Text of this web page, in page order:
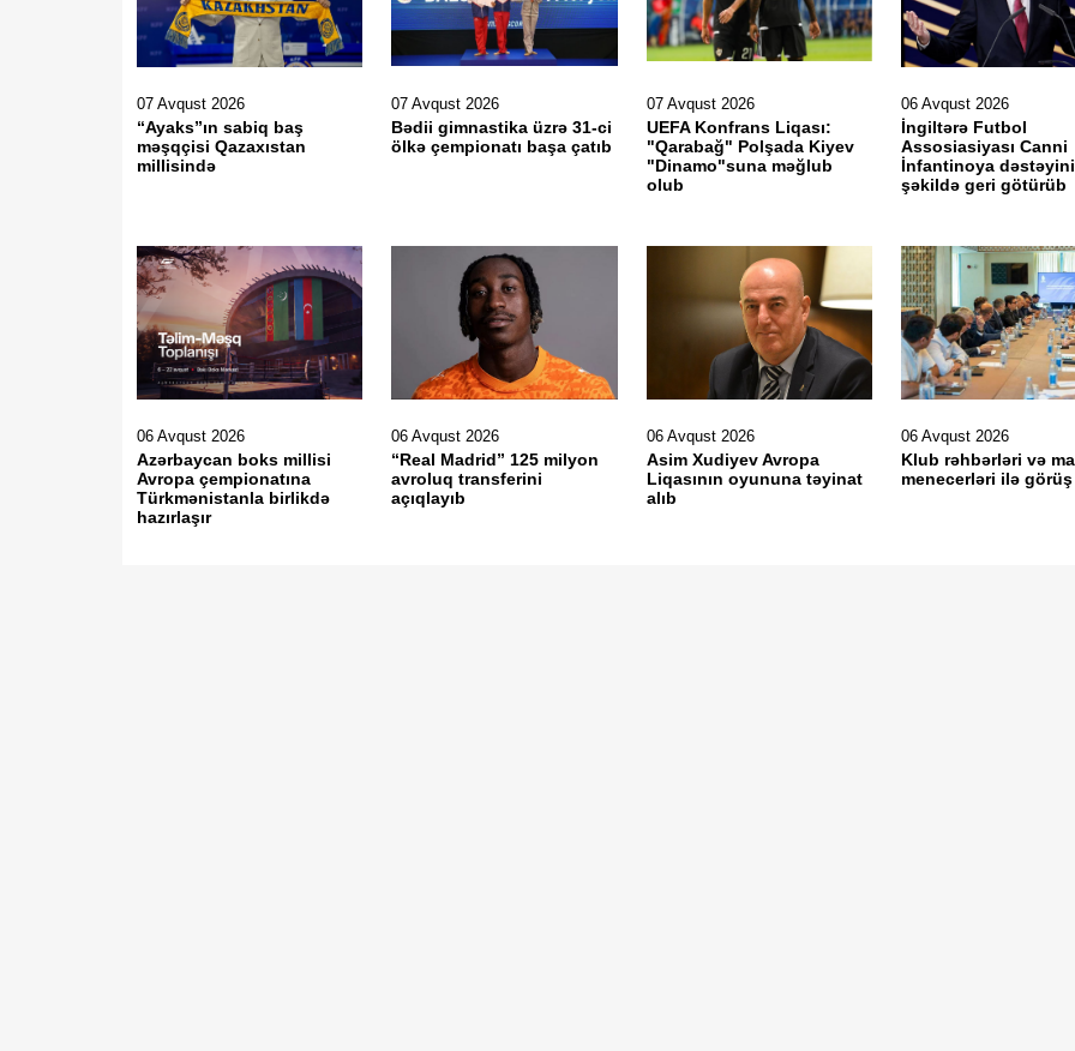
07 Avqust 2026
“Ayaks”ın sabiq baş
məşqçisi Qazaxıstan
millisində
07 Avqust 2026
Bədii gimnastika üzrə 31-ci
ölkə çempionatı başa çatıb
07 Avqust 2026
UEFA Konfrans Liqası:
"Qarabağ" Polşada Kiyev
"Dinamo"suna məğlub
olub
06 Avqust 2026
İngiltərə Futbol
Assosiasiyası Canni
İnfantinoya
şəkildə geri götürüb
06 Avqust 2026
Azərbaycan boks millisi
Avropa çempionatına
Türkmənistanla birlikdə
hazırlaşır
06 Avqust 2026
“Real Madrid” 125 milyon
avroluq transferini
açıqlayıb
06 Avqust 2026
Asim Xudiyev Avropa
Liqasının oyununa təyinat
alıb
06 Avqust 2026
Klub rəhbərləri və
menecerləri ilə